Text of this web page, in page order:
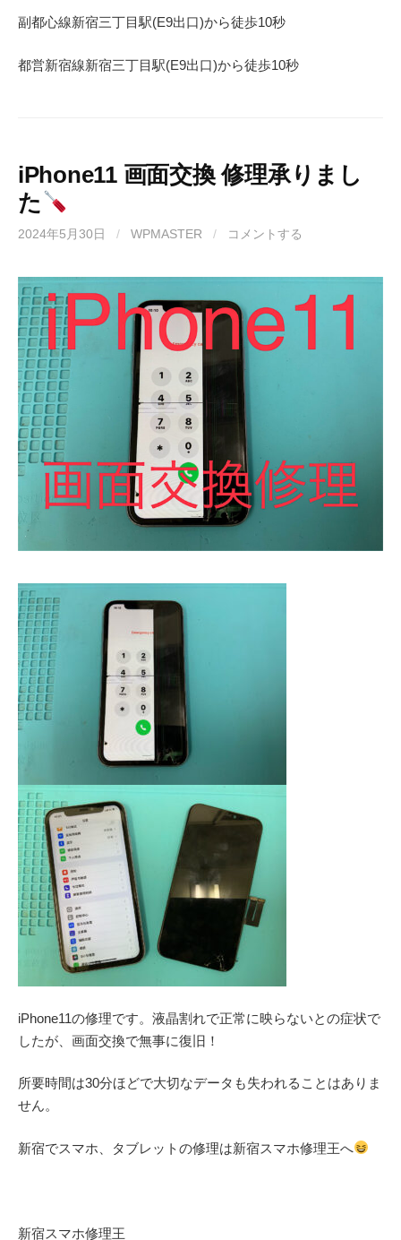
副都心線新宿三丁目駅(E9出口)から徒歩10秒
都営新宿線新宿三丁目駅(E9出口)から徒歩10秒
iPhone11 画面交換 修理承りまし
た
2024年5月30日 / WPMASTER / コメントする
iPhone11の修理です。液晶割れで正常に映らないとの症状で
したが、画面交換で無事に復旧！
所要時間は30分ほどで大切なデータも失われることはありま
せん。
新宿でスマホ、タブレットの修理は新宿スマホ修理王へ
新宿スマホ修理王